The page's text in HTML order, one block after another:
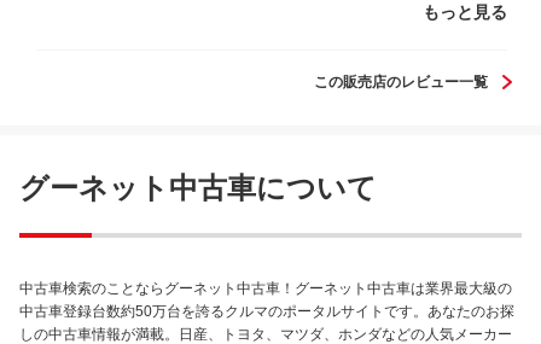
的が「釣り」であれば値段があまり変わらない車種を紹介さ
に判断しての紹介ってこともあり、納得の一品でした！ 島に
してます。 ありがとうございました！
もっと見る
この販売店のレビュー一覧
グーネット中古車について
中古車検索のことならグーネット中古車！グーネット中古車は業界最大級の
中古車登録台数約50万台を誇るクルマのポータルサイトです。あなたのお探
しの中古車情報が満載。日産、トヨタ、マツダ、ホンダなどの人気メーカー